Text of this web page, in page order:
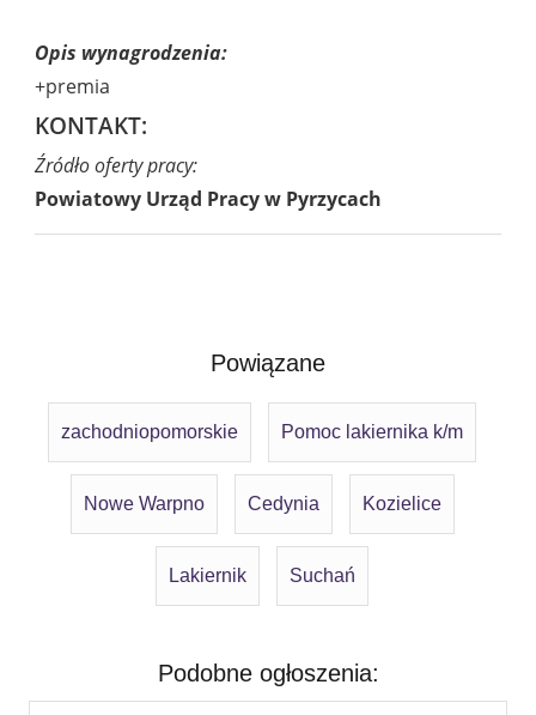
Opis wynagrodzenia:
+premia
KONTAKT:
Źródło oferty pracy:
Powiatowy Urząd Pracy w Pyrzycach
Powiązane
zachodniopomorskie Pomoc lakiernika k/m
Nowe Warpno Cedynia Kozielice
Lakiernik Suchań
Podobne ogłoszenia: